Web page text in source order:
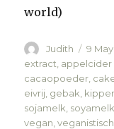
world)
Author
Judith
on
9 May
extract appelcider
cacaopoeder
eivrij gebak
sojamelk soyamelk
vegan ,veganistisch